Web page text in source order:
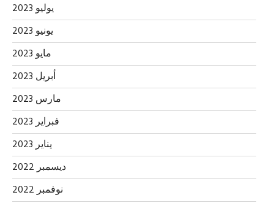
يوليو 2023
يونيو 2023
مايو 2023
أبريل 2023
مارس 2023
فبراير 2023
يناير 2023
ديسمبر 2022
نوفمبر 2022